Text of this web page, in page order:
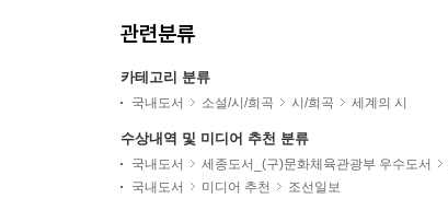
관련분류
카테고리 분류
국내도서 소설/시/희곡 시/희곡 세계의 시
수상내역 및 미디어 추천 분류
국내도서 세종도서_(구)문화체육관광부 우수도서
국내도서
미디어 추천 조선일보